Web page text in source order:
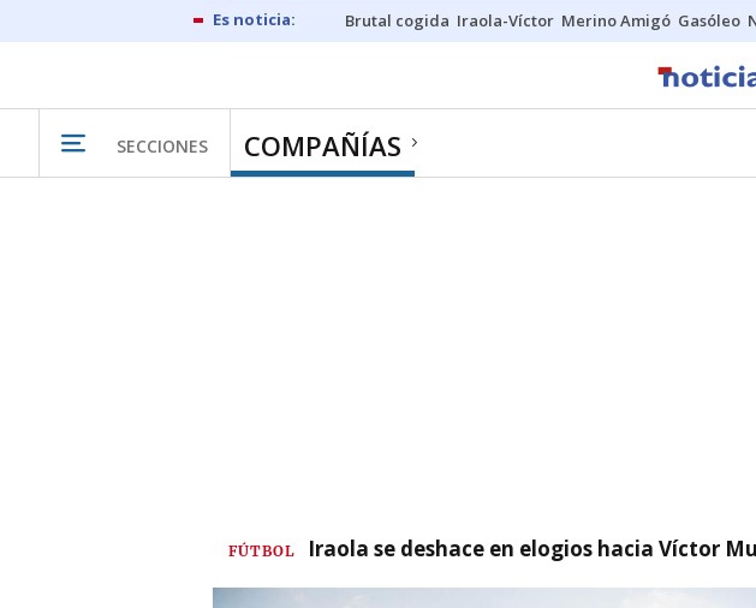
Brutal cogida Iraola-Víctor Merino Amigó Gasóleo
SECCIONES COMPAÑÍAS
FÚTBOL Iraola se deshace en elogios hacia Víctor